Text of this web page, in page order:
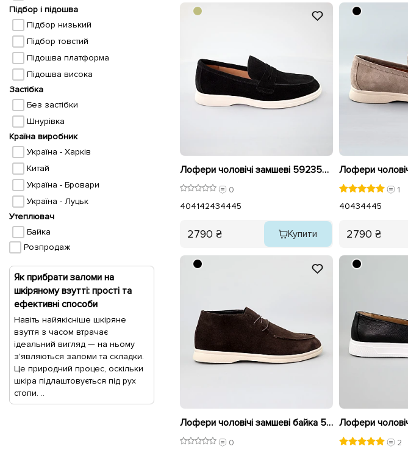
Підбор і підошва
Підбор низький
Підбор товстий
Підошва платформа
Підошва висока
Застібка
Без застібки
Шнурівка
Країна виробник
Україна - Харків
Китай
Україна - Бровари
Україна - Луцьк
Утеплювач
Байка
Розпродаж
Як прибрати заломи на
шкіряномy взутті: прості та
ефективні способи
Навіть найякісніше шкіряне
взуття з часом втрачає
ідеальний вигляд — на ньому
з'являються заломи та складки.
Це природний процес, оскільки
шкіра підлаштовується під рух
стопи. ..
Лофери чоловічі замшеві 592353 Чорні
0
404142434445
2790 ₴ Купити
1
40434445
2790 ₴
Лофери чоловічі замшеві байка 590552 Коричневі розпродаж
0
2